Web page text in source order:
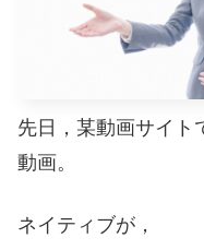
先日，某動画サイト
動画。
ネイティブが，